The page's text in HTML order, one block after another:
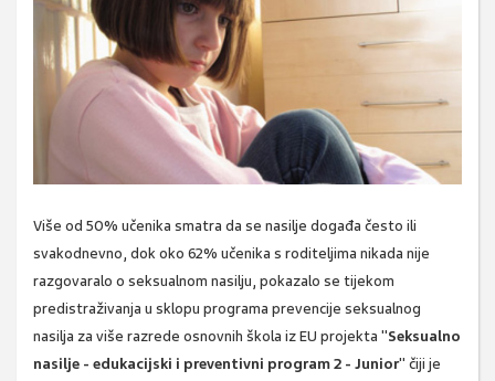
Više od 50% učenika smatra da se nasilje događa često ili
svakodnevno, dok oko 62% učenika s roditeljima nikada nije
razgovaralo o seksualnom nasilju, pokazalo se tijekom
predistraživanja u sklopu programa prevencije seksualnog
nasilja za više razrede osnovnih škola iz EU projekta "Seksualno
nasilje - edukacijski i preventivni program 2 - Junior" čiji je